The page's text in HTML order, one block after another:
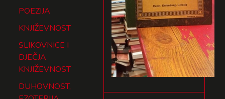
POEZIJA
KNJIŽEVNOST
SLIKOVNICE I
DJEČJA
KNJIŽEVNOST
DUHOVNOST,